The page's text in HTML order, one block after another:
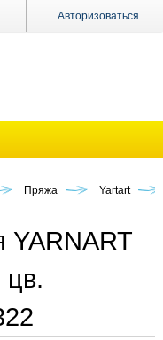
Авторизоваться
Пряжа Yartart
YARNART
цв.